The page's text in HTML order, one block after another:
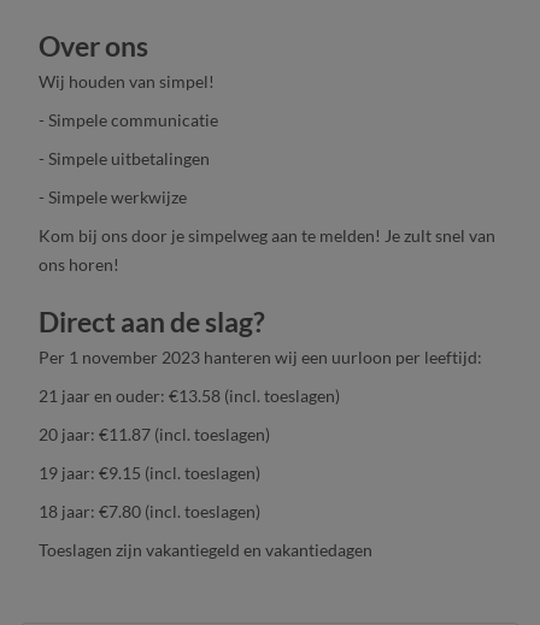
Over ons
Wij houden van simpel!
- Simpele communicatie
- Simpele uitbetalingen
- Simpele werkwijze
Kom bij ons door je simpelweg aan te melden! Je zult snel van
ons horen!
Direct aan de slag?
Per 1 november 2023 hanteren wij een uurloon per leeftijd:
21 jaar en ouder: €13.58 (incl. toeslagen)
20 jaar: €11.87 (incl. toeslagen)
19 jaar: €9.15 (incl. toeslagen)
18 jaar: €7.80 (incl. toeslagen)
Toeslagen zijn vakantiegeld en vakantiedagen